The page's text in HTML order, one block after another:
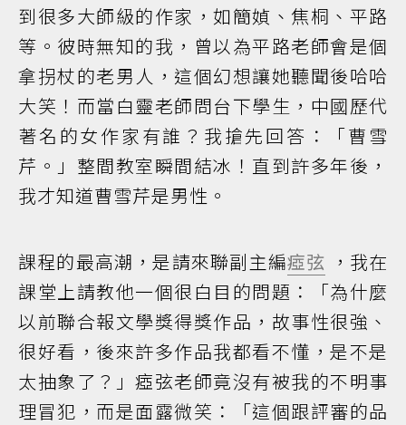
到很多大師級的作家，如簡媜、焦桐、平路
等。彼時無知的我，曾以為平路老師會是個
拿拐杖的老男人，這個幻想讓她聽聞後哈哈
大笑！而當白靈老師問台下學生，中國歷代
著名的女作家有誰？我搶先回答：「曹雪
芹。」整間教室瞬間結冰！直到許多年後，
我才知道曹雪芹是男性。
課程的最高潮，是請來聯副主編瘂弦 ，我在
課堂上請教他一個很白目的問題：「為什麼
以前聯合報文學獎得獎作品，故事性很強、
很好看，後來許多作品我都看不懂，是不是
太抽象了？」瘂弦老師竟沒有被我的不明事
理冒犯，而是面露微笑：「這個跟評審的品